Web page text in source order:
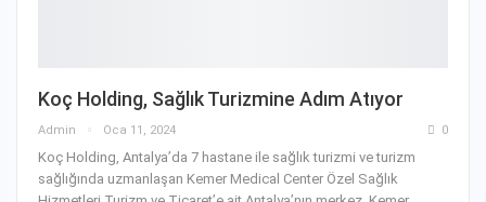
Koç Holding, Sağlık Turizmine Adım Atıyor
Admin Oca 11, 2024 0
Koç Holding, Antalya’da 7 hastane ile sağlık turizmi ve turizm
sağlığında uzmanlaşan Kemer Medical Center Özel Sağlık